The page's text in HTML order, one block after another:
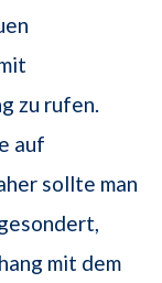
zu rufen.
auf
sollte man
mit dem